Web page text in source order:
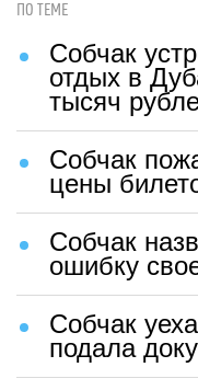
ПО ТЕМЕ
Собчак
отдых в
тысяч
Собчак
цены
Собчак
ошибку
Собчак
подала